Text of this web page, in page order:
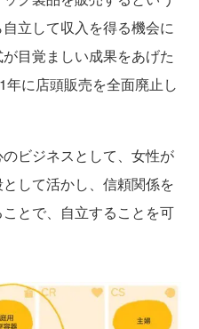
立して収入を得る機会に
目覚ましい成果をあげた
に店頭販売を全面廃止し
ビジネスとして、女性が
して活かし、信頼関係を
とで、自立することを可